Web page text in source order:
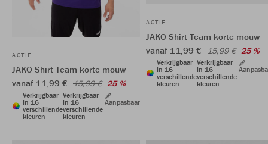
ACTIE
JAKO Shirt Team korte mouw
vanaf 11,99 € 15,99 € 25 %
Verkrijgbaar
in 16
verschillende
kleuren
Verkrijgbaar
in 16
verschillende
kleuren
Aanpasbaar
ACTIE
JAKO Shirt Team korte mouw
vanaf 11,99 € 15,99 € 25 %
Verkrijgbaar
in 16
verschillende
kleuren
Verkrijgbaar
in 16
verschillende
kleuren